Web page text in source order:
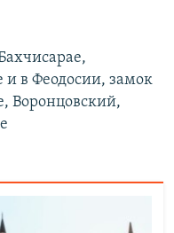
и в Феодосии, замок
Воронцовский,